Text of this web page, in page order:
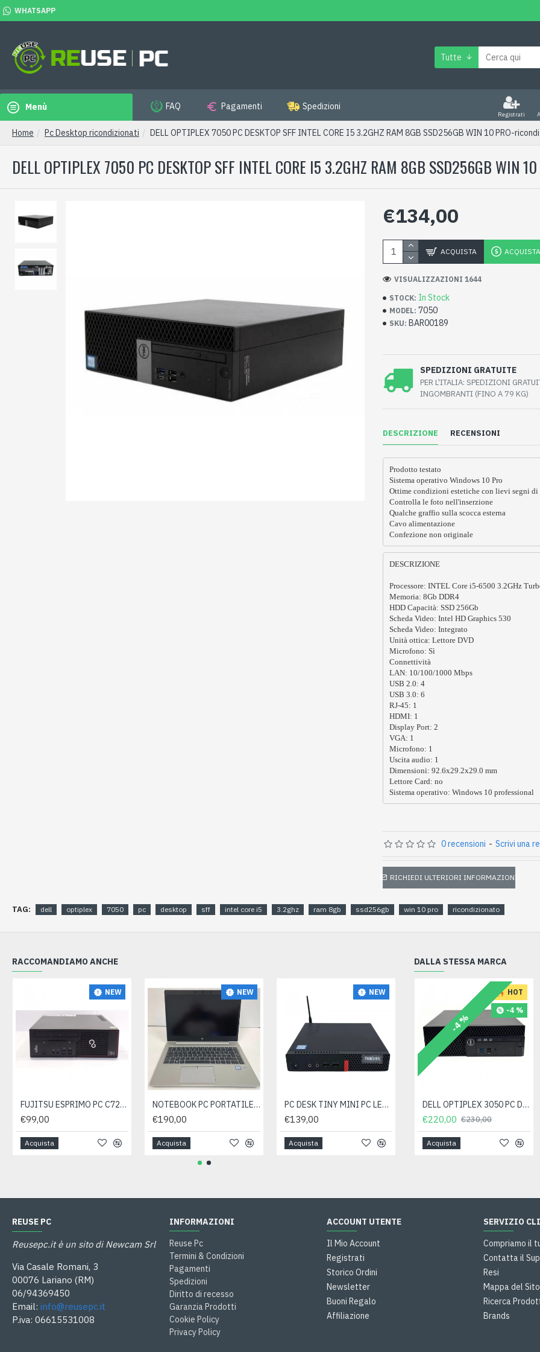
WHATSAPP
Tutte
Menù FAQ Pagamenti Spedizioni
Registrati
Home Pc Desktop ricondizionati DELL OPTIPLEX 7050 PC DESKTOP SFF INTEL CORE I5 3.2GHZ RAM 8GB SSD256GB WIN 10 PRO-
DELL OPTIPLEX 7050 PC DESKTOP SFF INTEL CORE I5 3.2GHZ RAM 8GB SSD256GB WIN
DESCRIZIONE RECENSIONI
Prodotto testato
Sistema operativo Windows 10 Pro
Ottime condizioni estetiche con lievi segni di
Controlla le foto nell'inserzione
Qualche graffio sulla scocca esterna
Cavo alimentazione
Confezione non originale
DESCRIZIONE
Processore: INTEL Core i5-6500 3.2GHz
Memoria: 8Gb DDR4
HDD Capacità: SSD 256Gb
Scheda Video: Intel HD Graphics 530
Scheda Video: Integrato
Unità ottica: Lettore DVD
Microfono: Sì
Connettività
LAN: 10/100/1000 Mbps
USB 2.0: 4
USB 3.0: 6
RJ-45: 1
HDMI: 1
Display Port: 2
VGA: 1
Microfono: 1
Uscita audio: 1
Dimensioni: 92.6x29.2x29.0 mm
Lettore Card: no
Sistema operativo: Windows 10 professional
SPEDIZIONI GRATUITE
PER L'ITALIA: SPEDIZIONI
INGOMBRANTI (FINO A 79 KG)
STOCK: In Stock
MODEL: 7050
SKU: BAR00189
VISUALIZZAZIONI 1644
0 recensioni - Scrivi una
€134,00
ACQUISTA
RICHIEDI ULTERIORI INFORMAZIONI
TAG: dell optiplex 7050 pc desktop sff intel core i5 3.2ghz ram 8gb ssd256gb win 10 pro ricondizionato
RACCOMANDIAMO ANCHE
NEW
FUJITSU ESPRIMO PC C720 SFF INTEL CORE I5 3.20GHZ RAM 16GB SSD250GB WIN 10- ricondizionato
€99,00
Acquista
NEW
NOTEBOOK PC PORTATILE HP ELITEBOOK 840 G5 I5-8350U RAM 8GB SSD 512GB WIN 11 PRO- ricondizionato
€190,00
Acquista
NEW
PC DESK TINY MINI PC LENOVO THINKCENTRE M710Q INTEL I5-7500T 256GB 8GB WIN 11 PRO- ricondizionato
€139,00
Acquista
NEW
NOTEBOOK PC PORTATILE LENOVO THINKPAD X270 TOUCH I5-7300U 8GB 256GB WIN 11 PRO- ricondizionato
€158,00
Acquista
DALLA STESSA MARCA
HOT
-4 %
-4 %
DELL OPTIPLEX 3050 PC DESKTOP SFF INTEL CORE I7-6700 RAM 16GB SSD 256GB WIN 11 PRO- RICONDIZIONATO
€220,00 €230,00
Acquista
REUSE PC
Reusepc.it è un sito di Newcam Srl
Via Casale Romani, 3
00076 Lariano (RM)
06/94369450
Email: info@reusepc.it
P.iva: 06615531008
INFORMAZIONI
Reuse Pc
Termini & Condizioni
Pagamenti
Spedizioni
Diritto di recesso
Garanzia Prodotti
Cookie Policy
Privacy Policy
ACCOUNT UTENTE
Il Mio Account
Registrati
Storico Ordini
Newsletter
Buoni Regalo
Affiliazione
SERVIZIO
Compriamo il
Contatta il
Resi
Mappa del Sito
Ricerca
Brands